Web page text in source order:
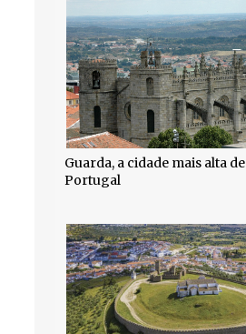
Guarda, a cidade mais alta de
Portugal